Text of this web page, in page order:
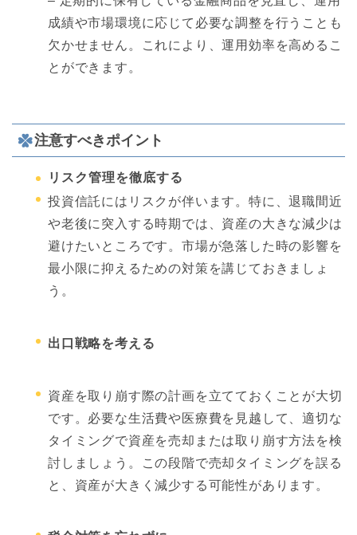
成績や市場環境に応じて必要な調整を行うことも
欠かせません。これにより、運用効率を高めるこ
とができます。
注意すべきポイント
リスク管理を徹底する
投資信託にはリスクが伴います。特に、退職間近
や老後に突入する時期では、資産の大きな減少は
避けたいところです。市場が急落した時の影響を
最小限に抑えるための対策を講じておきましょ
う。
出口戦略を考える
資産を取り崩す際の計画を立てておくことが大切
です。必要な生活費や医療費を見越して、適切な
タイミングで資産を売却または取り崩す方法を検
討しましょう。この段階で売却タイミングを誤る
と、資産が大きく減少する可能性があります。